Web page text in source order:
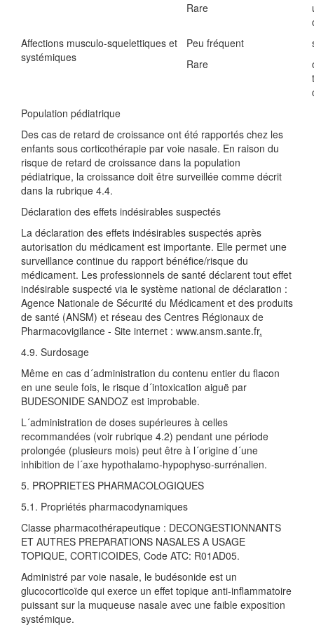
Rare
Affections musculo-squelettiques et
systémiques
Peu fréquent
Rare
Population pédiatrique
Des cas de retard de croissance ont été rapportés chez les
enfants sous corticothérapie par voie nasale. En raison du
risque de retard de croissance dans la population
pédiatrique, la croissance doit être surveillée comme décrit
dans la rubrique 4.4.
Déclaration des effets indésirables suspectés
La déclaration des effets indésirables suspectés après
autorisation du médicament est importante. Elle permet une
surveillance continue du rapport bénéfice/risque du
médicament. Les professionnels de santé déclarent tout effet
indésirable suspecté via le système national de déclaration :
Agence Nationale de Sécurité du Médicament et des produits
de santé (ANSM) et réseau des Centres Régionaux de
Pharmacovigilance - Site internet : www.ansm.sante.fr.
4.9. Surdosage
Même en cas d´administration du contenu entier du flacon
en une seule fois, le risque d´intoxication aiguë par
BUDESONIDE SANDOZ est improbable.
L´administration de doses supérieures à celles
recommandées (voir rubrique 4.2) pendant une période
prolongée (plusieurs mois) peut être à l´origine d´une
inhibition de l´axe hypothalamo-hypophyso-surrénalien.
5. PROPRIETES PHARMACOLOGIQUES
5.1. Propriétés pharmacodynamiques
Classe pharmacothérapeutique : DECONGESTIONNANTS
ET AUTRES PREPARATIONS NASALES A USAGE
TOPIQUE, CORTICOIDES, Code ATC: R01AD05.
Administré par voie nasale, le budésonide est un
glucocorticoïde qui exerce un effet topique anti-inflammatoire
puissant sur la muqueuse nasale avec une faible exposition
systémique.